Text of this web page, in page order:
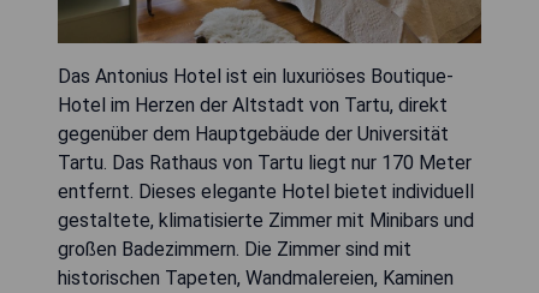
Das Antonius Hotel ist ein luxuriöses Boutique-
Hotel im Herzen der Altstadt von Tartu, direkt
gegenüber dem Hauptgebäude der Universität
Tartu. Das Rathaus von Tartu liegt nur 170 Meter
entfernt. Dieses elegante Hotel bietet individuell
gestaltete, klimatisierte Zimmer mit Minibars und
großen Badezimmern. Die Zimmer sind mit
historischen Tapeten, Wandmalereien, Kaminen